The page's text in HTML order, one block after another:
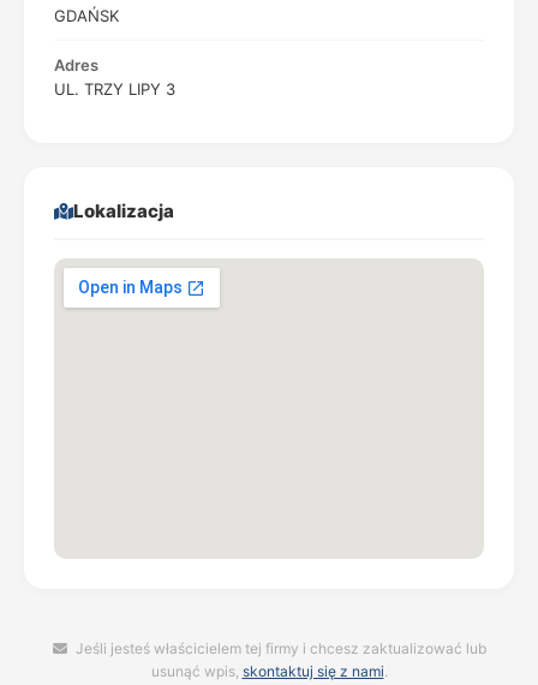
GDAŃSK
Adres
UL. TRZY LIPY 3
Lokalizacja
Jeśli jesteś właścicielem tej firmy i chcesz zaktualizować lub
usunąć wpis, skontaktuj się z nami.